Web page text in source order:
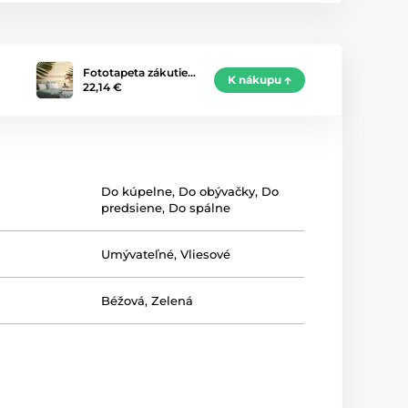
Fototapeta zákutie…
22,14 €
K nákupu
Do kúpelne, Do obývačky, Do
predsiene, Do spálne
Umývateľné,Vliesové
Béžová,Zelená